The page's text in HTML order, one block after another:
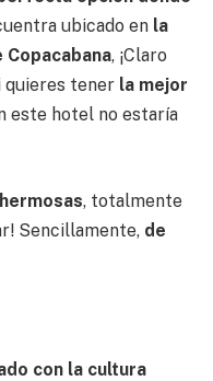
ubicado en la
, ¡Claro
quieres tener la mejor
este hotel no estaría
, totalmente
Sencillamente, de
con la cultura